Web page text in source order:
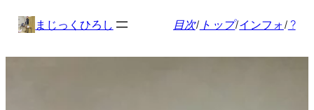
まじっくひろし 目次/ トップ/インフォ/ ?